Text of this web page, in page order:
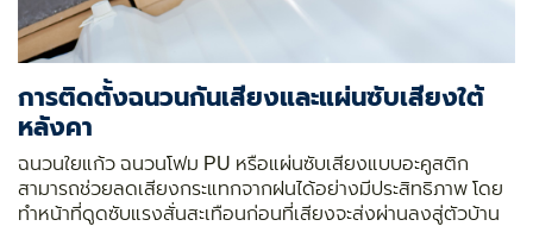
การติดตั้งฉนวนกันเสียงและแผ่นซับเสียงใต้
หลังคา
ฉนวนใยแก้ว ฉนวนโฟม PU หรือแผ่นซับเสียงแบบอะคูสติก
สามารถช่วยลดเสียงกระแทกจากฝนได้อย่างมีประสิทธิภาพ โดย
ทำหน้าที่ดูดซับแรงสั่นสะเทือนก่อนที่เสียงจะส่งผ่านลงสู่ตัวบ้าน